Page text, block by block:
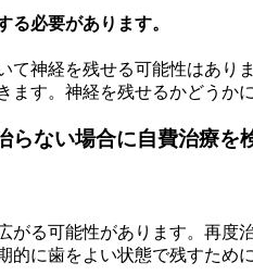
必要があります。
神経を残せる可能性はあ
す。神経を残せるかどうか
ない場合に自費治療を
る可能性があります。再
に歯をよい状態で残すた